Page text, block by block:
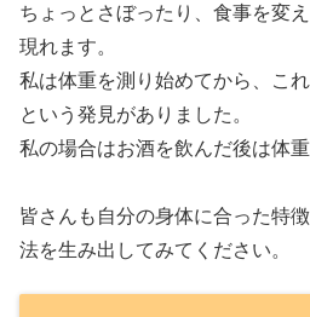
ちょっとさぼったり、食事を変
現れます。
私は体重を測り始めてから、こ
という発見がありました。
私の場合はお酒を飲んだ後は体
皆さんも自分の身体に合った特
法を生み出してみてください。